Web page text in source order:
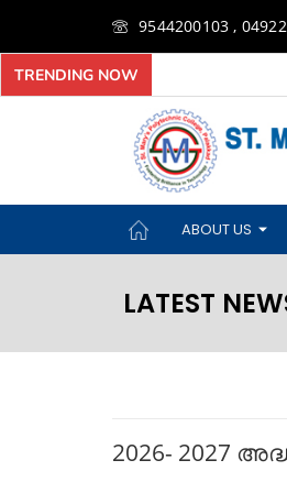
9544200103 ,
TRENDING NOW
ABOUT US
LATEST
2026- 2027